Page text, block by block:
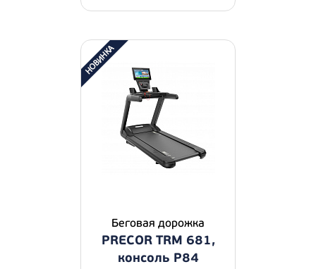
Беговая дорожка
PRECOR TRM 681,
консоль P84